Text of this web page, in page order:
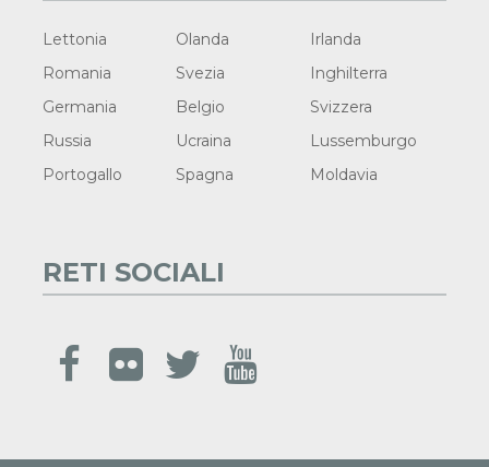
Lettonia Olanda
Irlanda
Romania
Svezia
Inghilterra
Germania
Belgio
Svizzera
Russia
Ucraina
Lussemburgo
Portogallo
Spagna Moldavia
RETI SOCIALI